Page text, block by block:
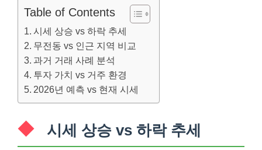
Table of Contents
시세 상승 vs 하락 추세
무전동 vs 인근 지역 비교
과거 거래 사례 분석
투자 가치 vs 거주 환경
2026년 예측 vs 현재 시세
시세 상승 vs 하락 추세